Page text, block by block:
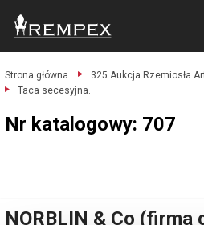
Strona główna
325 Aukcja Rzemiosła
Taca secesyjna.
Nr katalogowy: 707
NORBLIN & Co (firma